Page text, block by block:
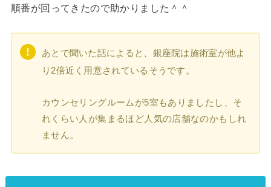
順番が回ってきたので助かりました＾＾
あとで聞いた話によると、銀座院は施術室が他よ
り2倍近く用意されているそうです。
カウンセリングルームが5室もありましたし、そ
れくらい人が集まるほど人気の店舗なのかもしれ
ません。